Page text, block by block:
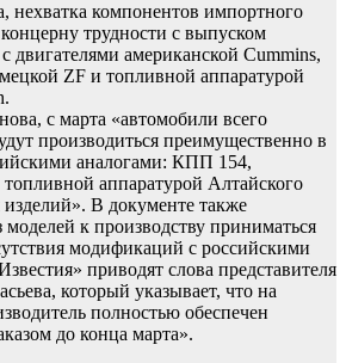
нехватка компонентов импортного
концерну трудности с выпуском
двигателями американской Cummins,
ZF и топливной аппаратурой
с марта «автомобили всего
производиться преимущественно в
аналогами: КПП 154,
аппаратурой Алтайского
В документе также
моделей к производству приниматься
модификаций с российскими
приводят слова представителя
который указывает, что на
полностью обеспечен
до конца марта».